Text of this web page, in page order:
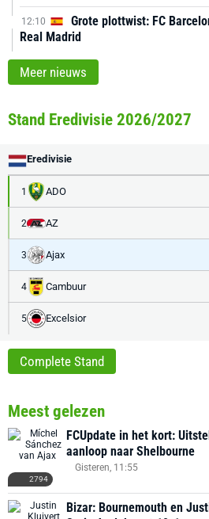
12:10
Grote plottwist: FC
Real Madrid
Meer nieuws
Stand Eredivisie 2026/2027
Eredivisie
1 ADO
2 AZ
3 Ajax
4 Cambuur
5 Excelsior
Complete Stand
Meest gelezen
2794
FCUpdate in het kort:
aanloop naar Shelbourne
Gisteren, 11:55
Bizar: Bournemouth en